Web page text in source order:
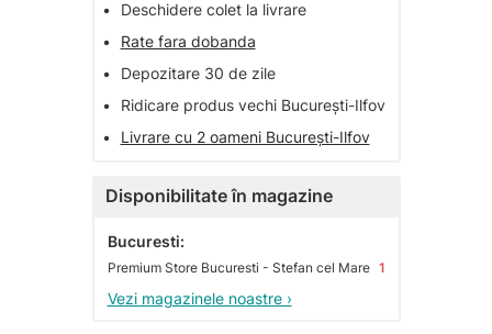
•
Deschidere colet la livrare
•
Rate fara dobanda
•
Depozitare 30 de zile
•
Ridicare produs vechi București-Ilfov
•
Livrare cu 2 oameni București-Ilfov
Disponibilitate în magazine
Bucuresti:
Premium Store Bucuresti - Stefan cel Mare 1
Vezi magazinele noastre ›